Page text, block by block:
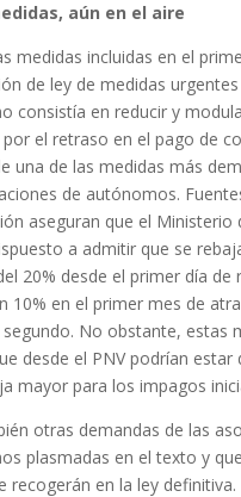
aún en el aire
medidas incluidas en el
de ley de medidas
consistía en reducir y
el retraso en el pago de
una de las medidas más
de autónomos.
aseguran que el Ministerio
a admitir que se
20% desde el primer día de
10% en el primer mes de
No obstante, estas
desde el PNV podrían estar
mayor para los impagos
otras demandas de las
plasmadas en el texto y
recogerán en la ley